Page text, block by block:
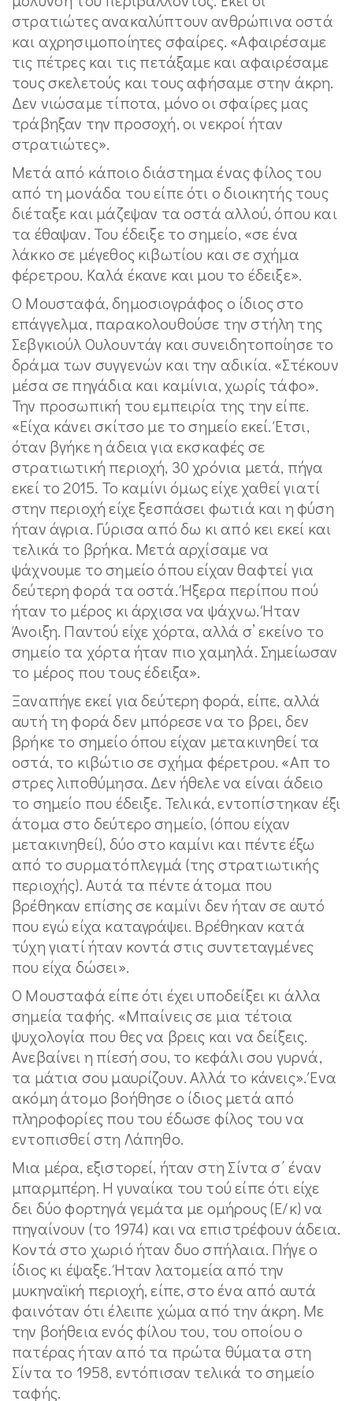
στρατιώτες ανακαλύπτουν ανθρώπινα οστά
και αχρησιμοποίητες σφαίρες. «Αφαιρέσαμε
τις πέτρες και τις πετάξαμε και αφαιρέσαμε
τους σκελετούς και τους αφήσαμε στην άκρη.
Δεν νιώσαμε τίποτα, μόνο οι σφαίρες μας
τράβηξαν την προσοχή, οι νεκροί ήταν
στρατιώτες».
Μετά από κάποιο διάστημα ένας φίλος του
από τη μονάδα του είπε ότι ο διοικητής τους
διέταξε και μάζεψαν τα οστά αλλού, όπου και
τα έθαψαν. Του έδειξε το σημείο, «σε ένα
λάκκο σε μέγεθος κιβωτίου και σε σχήμα
φέρετρου. Καλά έκανε και μου το έδειξε».
Ο Μουσταφά, δημοσιογράφος ο ίδιος στο
επάγγελμα, παρακολουθούσε την στήλη της
Σεβγκιούλ Ουλουντάγ και συνειδητοποίησε το
δράμα των συγγενών και την αδικία. «Στέκουν
μέσα σε πηγάδια και καμίνια, χωρίς τάφο».
Την προσωπική του εμπειρία της την είπε.
«Είχα κάνει σκίτσο με το σημείο εκεί. Έτσι,
όταν βγήκε η άδεια για εκσκαφές σε
στρατιωτική περιοχή, 30 χρόνια μετά, πήγα
εκεί το 2015. Το καμίνι όμως είχε χαθεί γιατί
στην περιοχή είχε ξεσπάσει φωτιά και η φύση
ήταν άγρια. Γύρισα από δω κι από κει εκεί και
τελικά το βρήκα. Μετά αρχίσαμε να
ψάχνουμε το σημείο όπου είχαν θαφτεί για
δεύτερη φορά τα οστά. Ήξερα περίπου πού
ήταν το μέρος κι άρχισα να ψάχνω. Ήταν
Άνοιξη. Παντού είχε χόρτα, αλλά σ’ εκείνο το
σημείο τα χόρτα ήταν πιο χαμηλά. Σημείωσαν
το μέρος που τους έδειξα».
Ξαναπήγε εκεί για δεύτερη φορά, είπε, αλλά
αυτή τη φορά δεν μπόρεσε να το βρει, δεν
βρήκε το σημείο όπου είχαν μετακινηθεί τα
οστά, το κιβώτιο σε σχήμα φέρετρου. «Απ το
στρες λιποθύμησα. Δεν ήθελε να είναι άδειο
το σημείο που έδειξε. Τελικά, εντοπίστηκαν έξι
άτομα στο δεύτερο σημείο, (όπου είχαν
μετακινηθεί), δύο στο καμίνι και πέντε έξω
από το συρματόπλεγμά (της στρατιωτικής
περιοχής). Αυτά τα πέντε άτομα που
βρέθηκαν επίσης σε καμίνι δεν ήταν σε αυτό
που εγώ είχα καταγράψει. Βρέθηκαν κατά
τύχη γιατί ήταν κοντά στις συντεταγμένες
που είχα δώσει».
Ο Μουσταφά είπε ότι έχει υποδείξει κι άλλα
σημεία ταφής. «Μπαίνεις σε μια τέτοια
ψυχολογία που θες να βρεις και να δείξεις.
Ανεβαίνει η πίεσή σου, το κεφάλι σου γυρνά,
τα μάτια σου μαυρίζουν. Αλλά το κάνεις». Ένα
ακόμη άτομο βοήθησε ο ίδιος μετά από
πληροφορίες που του έδωσε φίλος του να
εντοπισθεί στη Λάπηθο.
Μια μέρα, εξιστορεί, ήταν στη Σίντα σ΄ έναν
μπαρμπέρη. Η γυναίκα του τού είπε ότι είχε
δει δύο φορτηγά γεμάτα με ομήρους (Ε/κ) να
πηγαίνουν (το 1974) και να επιστρέφουν άδεια.
Κοντά στο χωριό ήταν δυο σπήλαια. Πήγε ο
ίδιος κι έψαξε. Ήταν λατομεία από την
μυκηναϊκή περιοχή, είπε, στο ένα από αυτά
φαινόταν ότι έλειπε χώμα από την άκρη. Με
την βοήθεια ενός φίλου του, του οποίου ο
πατέρας ήταν από τα πρώτα θύματα στη
Σίντα το 1958, εντόπισαν τελικά το σημείο
ταφής.